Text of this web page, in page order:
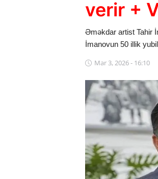
verir +
Əməkdar artist Tahir
İmanovun 50 illik
Mar 3, 2026 - 16:10